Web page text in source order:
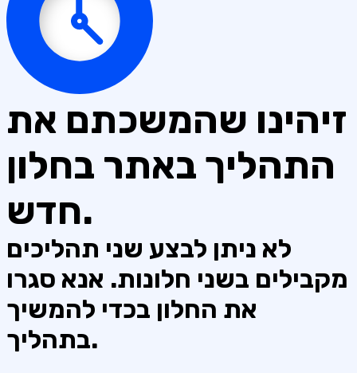
זיהינו שהמשכתם את
התהליך באתר בחלון
חדש.
לא ניתן לבצע שני תהליכים
מקבילים בשני חלונות. אנא סגרו
את החלון בכדי להמשיך
בתהליך.